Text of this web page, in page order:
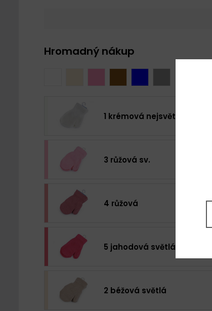
Hromadný nákup
1 krémová nejsvět.
3 růžová sv.
4 růžová
5 jahodová světlá
2 béžová světlá